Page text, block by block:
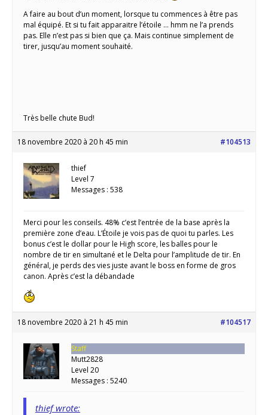
A faire au bout d’un moment, lorsque tu commences à être pas
mal équipé. Et si tu fait apparaitre l’étoile … hmm ne l’a prends
pas. Elle n’est pas si bien que ça. Mais continue simplement de
tirer, jusqu’au moment souhaité.
Très belle chute Bud!
18 novembre 2020 à 20 h 45 min #104513
thief
Level 7
Messages : 538
Merci pour les conseils. 48% c’est l’entrée de la base après la
première zone d’eau. L’Étoile je vois pas de quoi tu parles. Les
bonus c’est le dollar pour le High score, les balles pour le
nombre de tir en simultané et le Delta pour l’amplitude de tir. En
général, je perds des vies juste avant le boss en forme de gros
canon. Après c’est la débandade
18 novembre 2020 à 21 h 45 min #104517
Staff
Mutt2828
Level 20
Messages : 5240
thief wrote: